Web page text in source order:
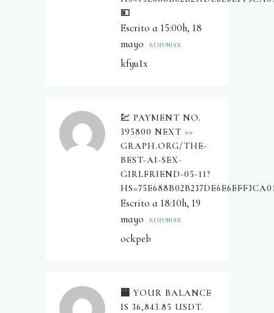
💴
Escrito a 15:00h, 18
mayo
RESPONDER
kfyu1x
💹 PAYMENT NO.
395800 NEXT >>
GRAPH.ORG/THE-
BEST-AI-SEX-
GIRLFRIEND-05-11?
Escrito a 18:10h, 19
mayo
RESPONDER
ockpeb
🏧 YOUR BALANCE
IS 36,843.85 USDT.